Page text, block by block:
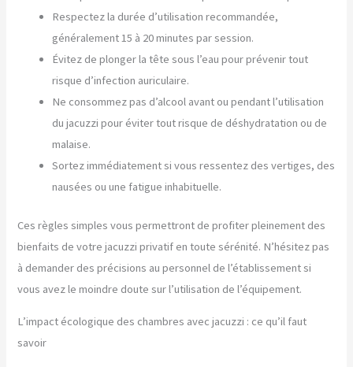
Respectez la durée d’utilisation recommandée,
généralement 15 à 20 minutes par session.
Évitez de plonger la tête sous l’eau pour prévenir tout
risque d’infection auriculaire.
Ne consommez pas d’alcool avant ou pendant l’utilisation
du jacuzzi pour éviter tout risque de déshydratation ou de
malaise.
Sortez immédiatement si vous ressentez des vertiges, des
nausées ou une fatigue inhabituelle.
Ces règles simples vous permettront de profiter pleinement des
bienfaits de votre jacuzzi privatif en toute sérénité. N’hésitez pas
à demander des précisions au personnel de l’établissement si
vous avez le moindre doute sur l’utilisation de l’équipement.
L’impact écologique des chambres avec jacuzzi : ce qu’il faut
savoir